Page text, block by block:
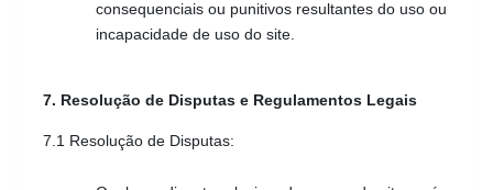
consequenciais ou punitivos resultantes do uso ou
incapacidade de uso do site.
7. Resolução de Disputas e Regulamentos Legais
7.1 Resolução de Disputas: